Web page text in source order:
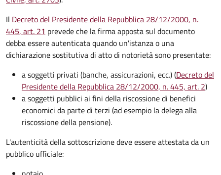
Il Decreto del Presidente della Repubblica 28/12/2000, n.
445, art. 21 prevede che la firma apposta sul documento
debba essere autenticata quando un'istanza o una
dichiarazione sostitutiva di atto di notorietà sono presentate:
a soggetti privati​​​​​ (banche, assicurazioni, ecc.) (Decreto del
Presidente della Repubblica 28/12/2000, n. 445, art. 2)
a soggetti pubblici ai fini della riscossione di benefici
economici da parte di terzi (ad esempio la delega alla
riscossione della pensione).
L'autenticità della sottoscrizione deve essere attestata da un
pubblico ufficiale: